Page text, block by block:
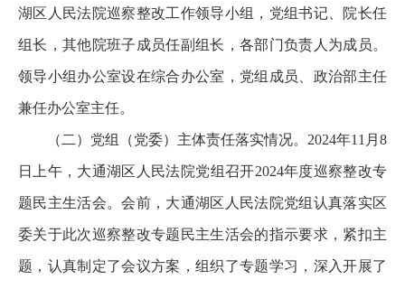
湖区人民法院巡察整改工作领导小组，党组书记、院长任
组长，其他院班子成员任副组长，各部门负责人为成员。
领导小组办公室设在综合办公室，党组成员、政治部主任
兼任办公室主任。
（二）党组（党委）主体责任落实情况。2024年11月8
日上午，大通湖区人民法院党组召开2024年度巡察整改专
题民主生活会。会前，大通湖区人民法院党组认真落实区
委关于此次巡察整改专题民主生活会的指示要求，紧扣主
题，认真制定了会议方案，组织了专题学习，深入开展了